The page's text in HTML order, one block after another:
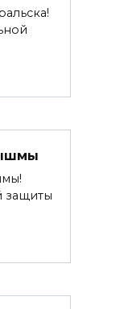
защиты